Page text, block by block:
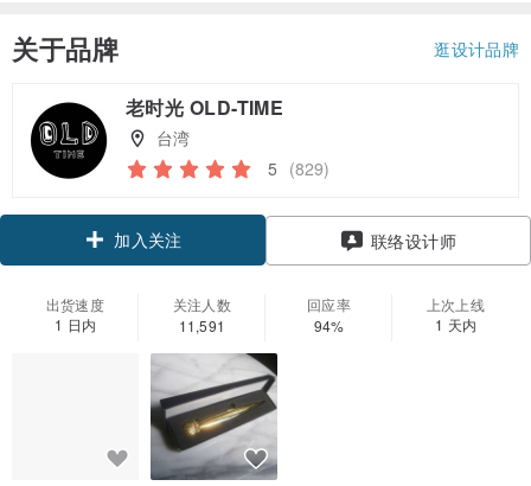
关于品牌 逛设计品牌
老时光 OLD-TIME
台湾
5 (829)
加入关注 联络设计师
出货速度
1 日内
关注人数
11,591
回应率
94%
上次上线
1 天内